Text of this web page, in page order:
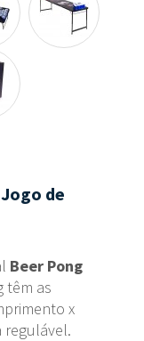
de
Beer Pong
têm as
x
regulável.